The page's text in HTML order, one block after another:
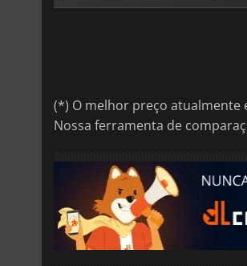
(*) O melhor preço atualmente
Nossa ferramenta de